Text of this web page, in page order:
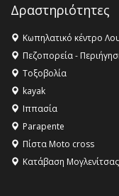
16:27 - Όλυμπος:
Κληρονομιάς της
Όλυμπος
αγαθό εξέχουσας
ανθρωπότητα
16:18 -
ΣΤΗΝ ΕΔΕΣΣΑ
Δραστηριότητες
Κωπηλατικό κέντρο
Πεζοπορεία -
Τοξοβολία
kayak
Ιππασία
Parapente
Πίστα Moto cross
Κατάβαση